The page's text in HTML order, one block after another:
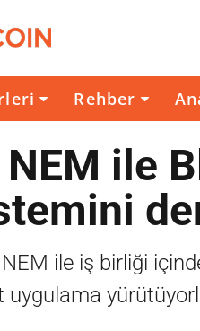
Rehber
ile
NEM ile iş birliği
uygulama